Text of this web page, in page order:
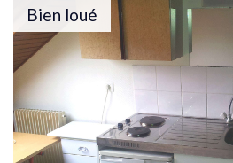
Bien loué